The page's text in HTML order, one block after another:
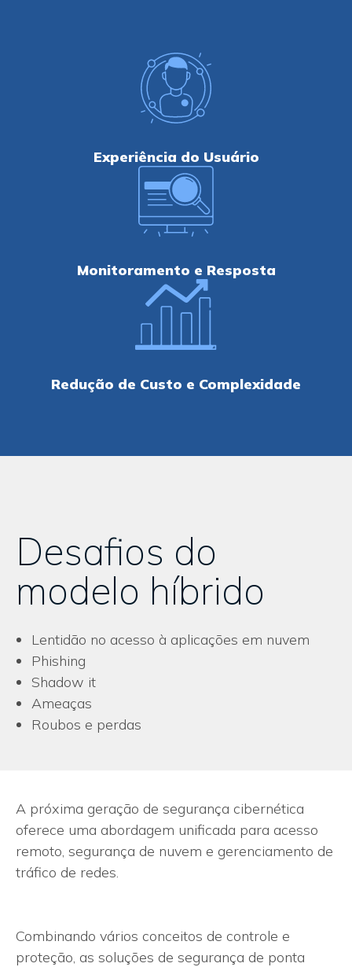
Experiência do Usuário
Monitoramento e Resposta
Redução de Custo e Complexidade
Desafios do
modelo híbrido
Lentidão no acesso à aplicações em nuvem
Phishing
Shadow it
Ameaças
Roubos e perdas
A próxima geração de segurança cibernética
oferece uma abordagem unificada para acesso
remoto, segurança de nuvem e gerenciamento de
tráfico de redes.
Combinando vários conceitos de controle e
proteção, as soluções de segurança de ponta